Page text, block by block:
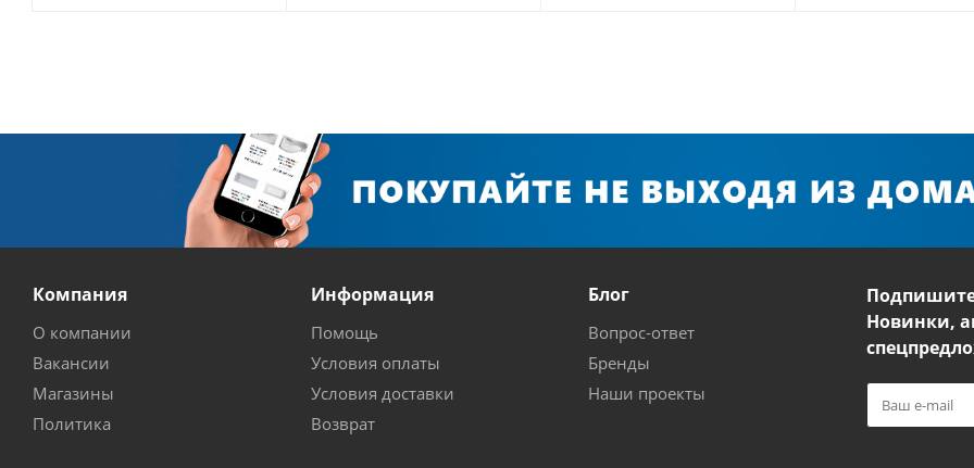
Компания
О компании
Вакансии
Магазины
Политика
Информация
Помощь
Условия оплаты
Условия доставки
Возврат
Блог
Вопрос-ответ
Бренды
Наши проекты
Новинки,